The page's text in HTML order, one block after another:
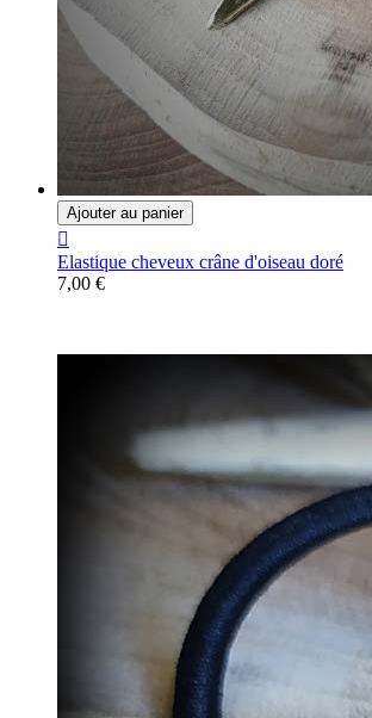
Ajouter au panier

Elastique cheveux crâne d'oiseau doré
7,00 €